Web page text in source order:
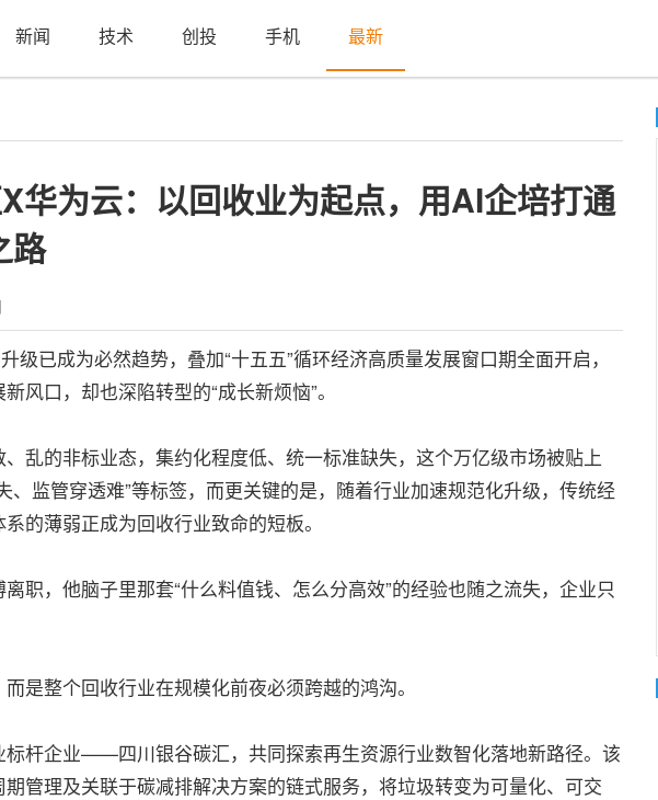
新闻 技术 创投 手机 最新
华为云：以回收业为起点，用AI企培打通
路
级已成为必然趋势，叠加“十五五”循环经济高质量发展窗口期全面开启，
风口，却也深陷转型的“成长新烦恼”。
乱的非标业态，集约化程度低、统一标准缺失，这个万亿级市场被贴上
、监管穿透难”等标签，而更关键的是，随着行业加速规范化升级，传统经
的薄弱正成为回收行业致命的短板。
职，他脑子里那套“什么料值钱、怎么分高效”的经验也随之流失，企业只
是整个回收行业在规模化前夜必须跨越的鸿沟。
标杆企业——四川银谷碳汇，共同探索再生资源行业数智化落地新路径。该
管理及关联于碳减排解决方案的链式服务，将垃圾转变为可量化、可交